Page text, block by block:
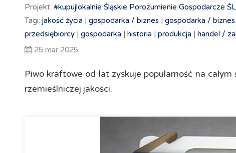
Projekt: #kupujlokalnie Śląskie Porozumienie Gospodarcze
Tagi: jakość życia | gospodarka / biznes | gospodarka /
przedsiębiorcy | gospodarka | historia | produkcja | handel /
25 mar 2025
Piwo kraftowe od lat zyskuje popularność na
rzemieślniczej jakości.